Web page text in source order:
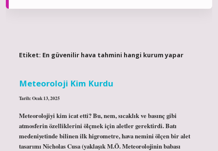
Etiket: En güvenilir hava tahmini hangi kurum yapar
Meteoroloji Kim Kurdu
Tarih: Ocak 13, 2025
Meteorolojiyi kim icat etti? Bu, nem, sıcaklık ve basınç gibi
atmosferin özelliklerini ölçmek için aletler gerektirdi. Batı
medeniyetinde bilinen ilk higrometre, hava nemini ölçen bir alet
tasarımı Nicholas Cusa (yaklaşık M.Ö. Meteorolojinin babası